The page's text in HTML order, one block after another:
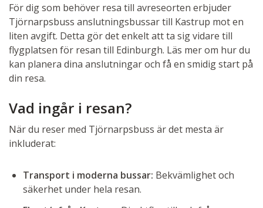
För dig som behöver resa till avreseorten erbjuder
Tjörnarpsbuss anslutningsbussar till Kastrup mot en
liten avgift. Detta gör det enkelt att ta sig vidare till
flygplatsen för resan till Edinburgh. Läs mer om hur du
kan planera dina anslutningar och få en smidig start på
din resa.
Vad ingår i resan?
När du reser med Tjörnarpsbuss är det mesta är
inkluderat:
Transport i moderna bussar: Bekvämlighet och
säkerhet under hela resan.